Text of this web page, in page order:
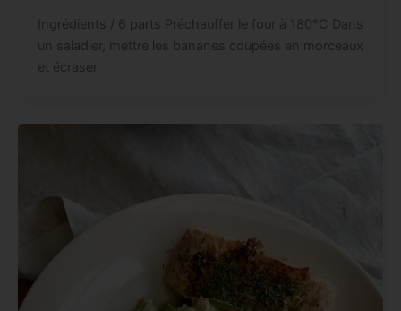
Ingrédients / 6 parts Préchauffer le four à 180°C Dans
un saladier, mettre les bananes coupées en morceaux
et écraser